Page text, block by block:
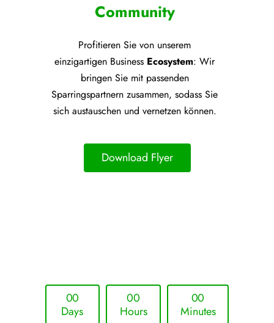
Community
Profitieren Sie von unserem
einzigartigen Business Ecosystem: Wir
bringen Sie mit passenden
Sparringspartnern zusammen, sodass Sie
sich austauschen und vernetzen können.
Download Flyer
00
Days
00
Hours
00
Minutes